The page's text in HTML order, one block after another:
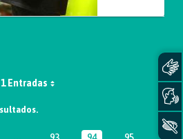
1 Entradas